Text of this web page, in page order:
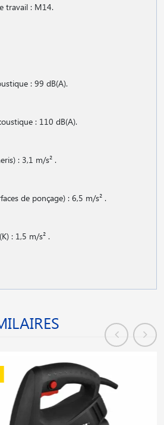
travail : M14.
: 99 dB(A).
: 110 dB(A).
: 3,1 m/s² .
de ponçage) : 6,5 m/s² .
: 1,5 m/s² .